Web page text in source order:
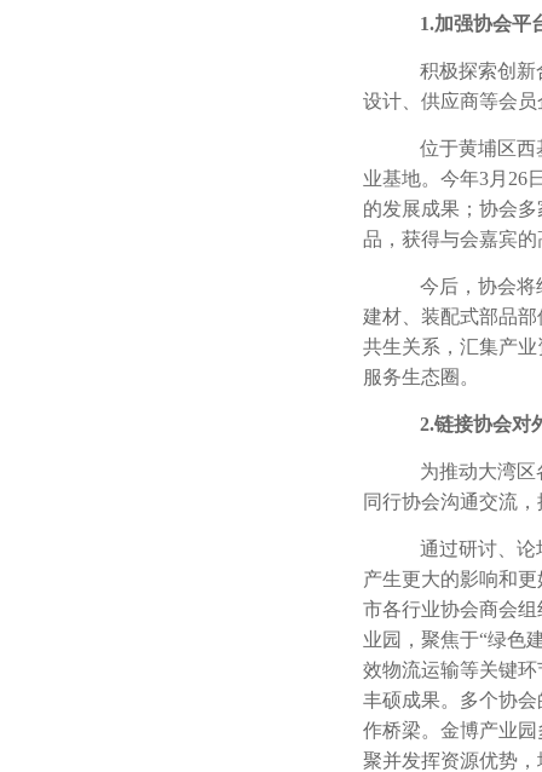
1.加强协会平
积极探索创新
设计、供应商等会
位于黄埔区西
业基地。今年3月 26
的发展成果；协会
品，获得与会嘉宾
今后，协会将
建材、装配式部品
共生关系，汇集产
服务生态圈。
2.链接协会对
为推动大湾
同行协会沟通交流
通过研讨、论
产生更大的影响和
市各行业协会商会
业园，聚焦于“绿色
效物流运输等关键
丰硕成果。多个协
作桥梁。金博产业
聚并发挥资源优势